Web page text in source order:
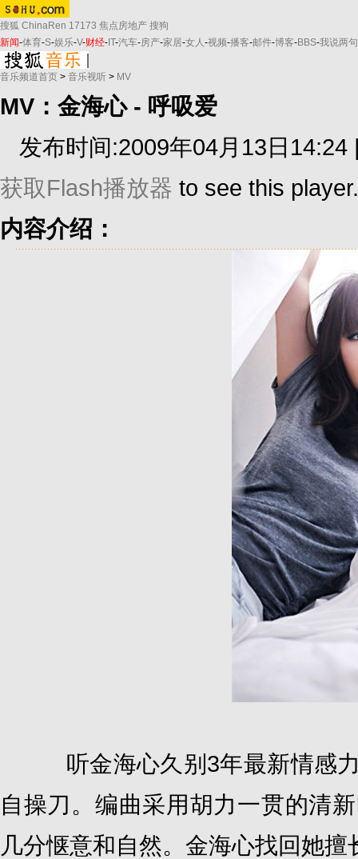
搜狐 ChinaRen 17173 焦点房地产 搜狗
新闻-体育-S-娱乐-V-财经- IT-汽车-房产-家居-女人-视频-播客-邮件-博客-BBS-我说两句
音乐频道首页 > 音乐视听 > MV
MV：金海心 - 呼吸爱
发布时间:2009年04月13日
获取Flash播放器 to see this player.
内容介绍：
听金海心久别3年最新情感力
自操刀。编曲采用胡力一贯的清
几分惬意和自然。金海心找回她